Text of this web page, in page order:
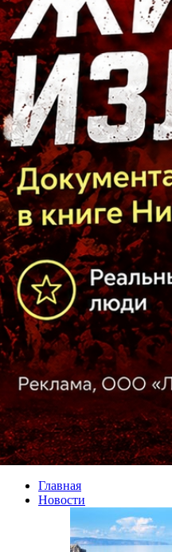
Главная
Новости